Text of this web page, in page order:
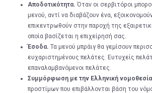
Αποδοτικότητα. Όταν οι σερβιτόροι
μενού, αντί να διαβάζουν ένα,
επικεντρωθούν στην παροχή της
οποία βασίζεται η επιχείρησή σας.
Έσοδα. Τα μενού μπράιγ θα γεμίσουν
ευχαριστημένους πελάτες. Ευτυχείς
επαναλαμβανόμενοι πελάτες.
Συμμόρφωση με την Ελληνική
προστίμων που επιβάλλονται βάση του